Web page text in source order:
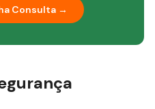
Consulta →